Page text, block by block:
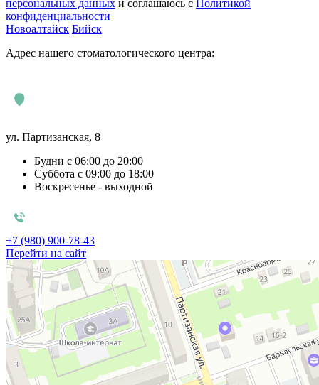
персональных данных и соглашаюсь c Политикой
конфиденциальности
Новоалтайск Бийск
Адрес нашего стоматологического центра:
ул. Партизанская, 8
Будни с 06:00 до 20:00
Суббота с 09:00 до 18:00
Воскресенье - выходной
+7 (980) 900-78-43
Перейти на сайт